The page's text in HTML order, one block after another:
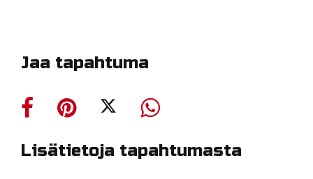
Jaa tapahtuma
Lisätietoja tapahtumasta